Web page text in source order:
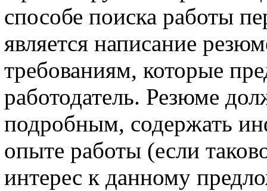
способе поиска работы
является написание
требованиям, которые
работодатель. Резюме
подробным, содержать
опыте работы (если
интерес к данному